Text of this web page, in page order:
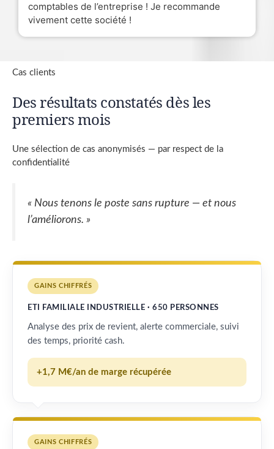
comptables de l’entreprise ! Je recommande
vivement cette société !
Cas clients
Des résultats constatés dès les
premiers mois
Une sélection de cas anonymisés — par respect de la
confidentialité
« Nous tenons le poste sans rupture — et nous
l’améliorons. »
GAINS CHIFFRÉS
ETI FAMILIALE INDUSTRIELLE · 650 PERSONNES
Analyse des prix de revient, alerte commerciale, suivi
des temps, priorité cash.
+1,7 M€/an de marge récupérée
GAINS CHIFFRÉS